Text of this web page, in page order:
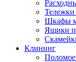
Тележки
Шкафы
Ящики
Клининг